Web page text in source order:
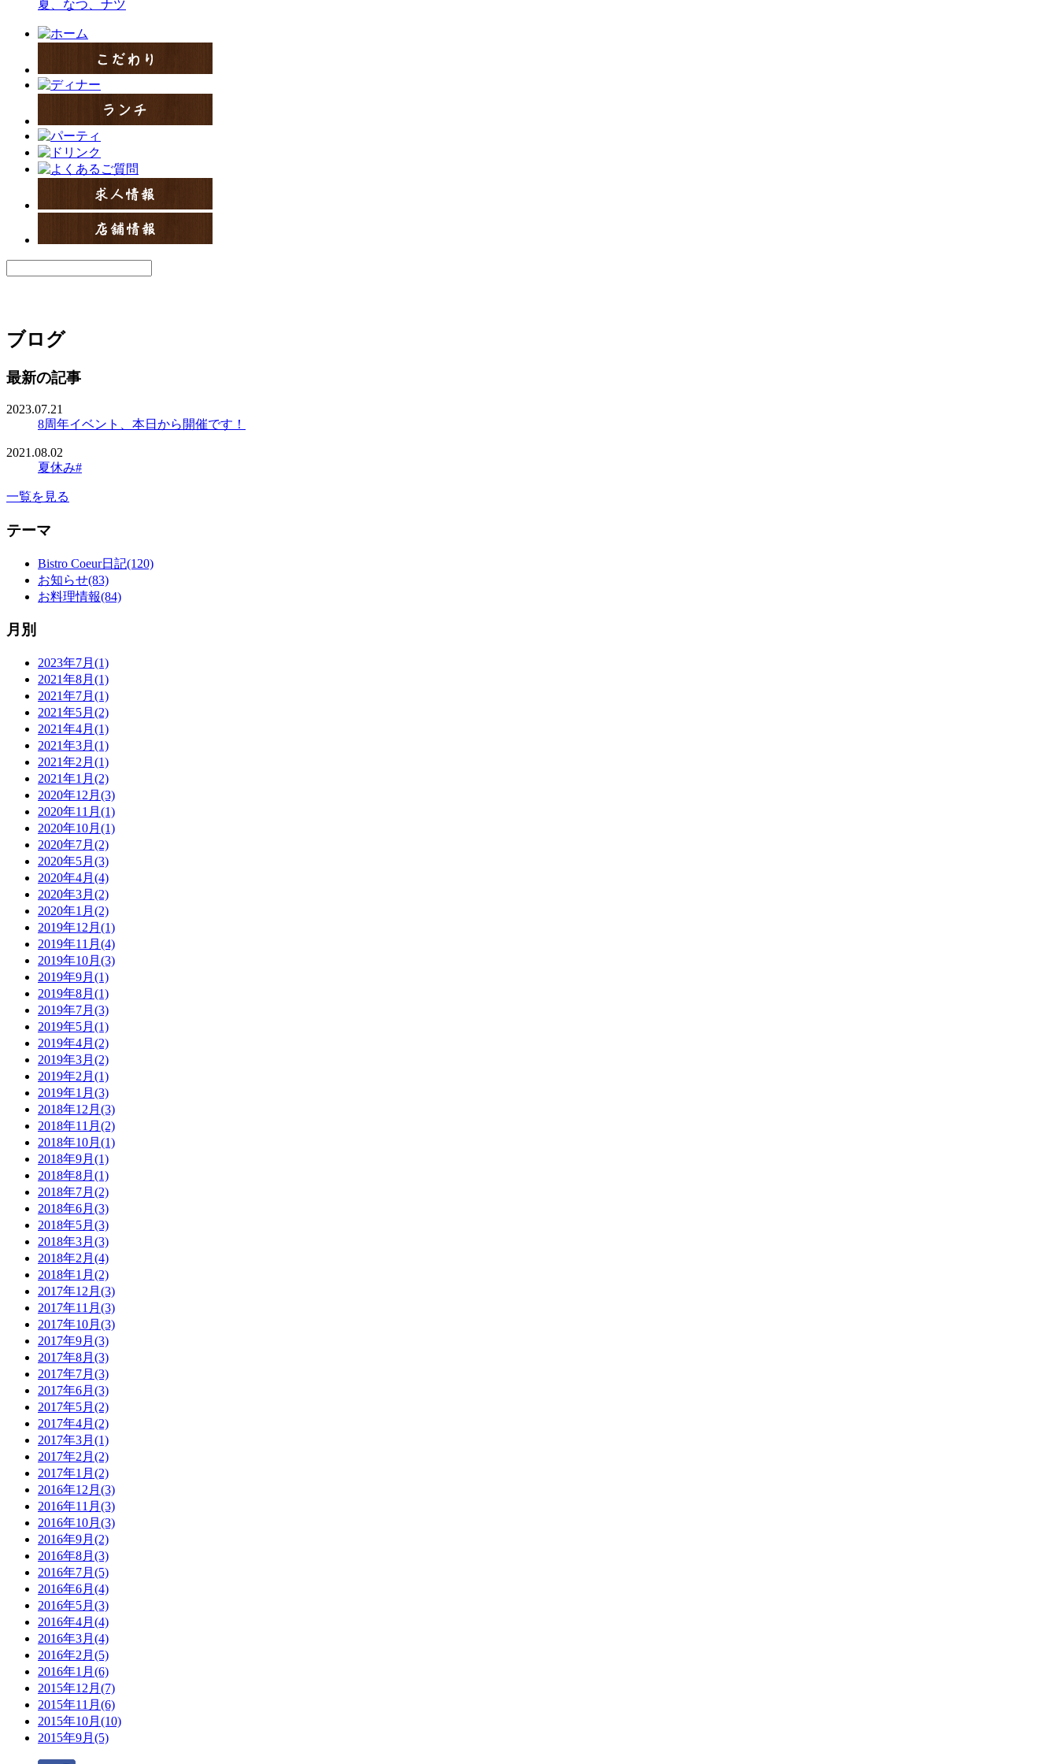
夏、なつ、ナツ
ブログ
最新の記事
2023.07.21
8周年イベント、本日から開催です！
2021.08.02
夏休み#
一覧を見る
テーマ
Bistro Coeur日記(120)
お知らせ(83)
お料理情報(84)
月別
2023年7月(1)
2021年8月(1)
2021年7月(1)
2021年5月(2)
2021年4月(1)
2021年3月(1)
2021年2月(1)
2021年1月(2)
2020年12月(3)
2020年11月(1)
2020年10月(1)
2020年7月(2)
2020年5月(3)
2020年4月(4)
2020年3月(2)
2020年1月(2)
2019年12月(1)
2019年11月(4)
2019年10月(3)
2019年9月(1)
2019年8月(1)
2019年7月(3)
2019年5月(1)
2019年4月(2)
2019年3月(2)
2019年2月(1)
2019年1月(3)
2018年12月(3)
2018年11月(2)
2018年10月(1)
2018年9月(1)
2018年8月(1)
2018年7月(2)
2018年6月(3)
2018年5月(3)
2018年3月(3)
2018年2月(4)
2018年1月(2)
2017年12月(3)
2017年11月(3)
2017年10月(3)
2017年9月(3)
2017年8月(3)
2017年7月(3)
2017年6月(3)
2017年5月(2)
2017年4月(2)
2017年3月(1)
2017年2月(2)
2017年1月(2)
2016年12月(3)
2016年11月(3)
2016年10月(3)
2016年9月(2)
2016年8月(3)
2016年7月(5)
2016年6月(4)
2016年5月(3)
2016年4月(4)
2016年3月(4)
2016年2月(5)
2016年1月(6)
2015年12月(7)
2015年11月(6)
2015年10月(10)
2015年9月(5)